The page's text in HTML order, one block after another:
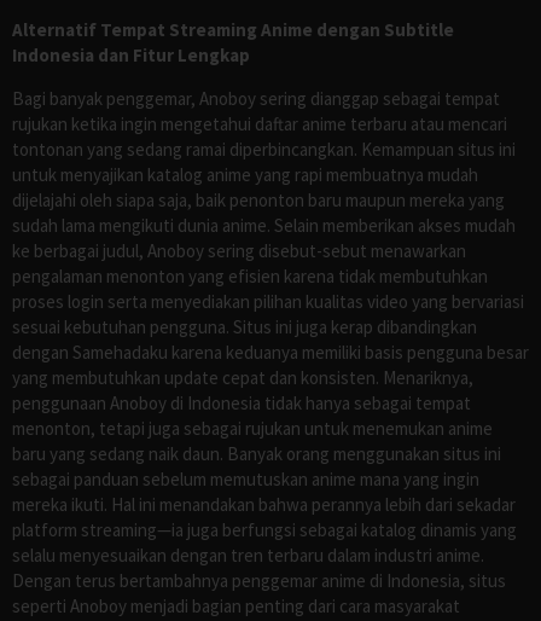
Alternatif Tempat Streaming Anime dengan Subtitle
Indonesia dan Fitur Lengkap
Bagi banyak penggemar, Anoboy sering dianggap sebagai tempat
rujukan ketika ingin mengetahui daftar anime terbaru atau mencari
tontonan yang sedang ramai diperbincangkan. Kemampuan situs ini
untuk menyajikan katalog anime yang rapi membuatnya mudah
dijelajahi oleh siapa saja, baik penonton baru maupun mereka yang
sudah lama mengikuti dunia anime. Selain memberikan akses mudah
ke berbagai judul, Anoboy sering disebut-sebut menawarkan
pengalaman menonton yang efisien karena tidak membutuhkan
proses login serta menyediakan pilihan kualitas video yang bervariasi
sesuai kebutuhan pengguna. Situs ini juga kerap dibandingkan
dengan Samehadaku karena keduanya memiliki basis pengguna besar
yang membutuhkan update cepat dan konsisten. Menariknya,
penggunaan Anoboy di Indonesia tidak hanya sebagai tempat
menonton, tetapi juga sebagai rujukan untuk menemukan anime
baru yang sedang naik daun. Banyak orang menggunakan situs ini
sebagai panduan sebelum memutuskan anime mana yang ingin
mereka ikuti. Hal ini menandakan bahwa perannya lebih dari sekadar
platform streaming—ia juga berfungsi sebagai katalog dinamis yang
selalu menyesuaikan dengan tren terbaru dalam industri anime.
Dengan terus bertambahnya penggemar anime di Indonesia, situs
seperti Anoboy menjadi bagian penting dari cara masyarakat